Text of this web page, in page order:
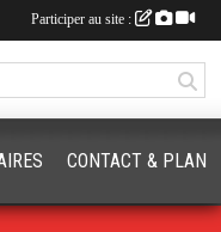
CONTACT & PLAN
Participer au site :